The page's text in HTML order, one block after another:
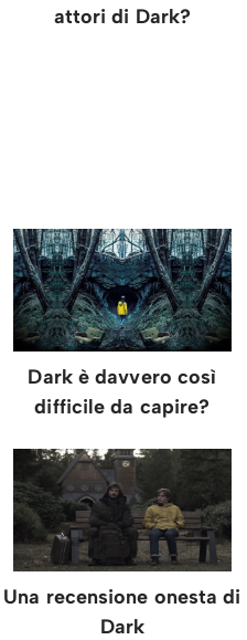
attori di Dark?
Dark è davvero così
difficile da capire?
Una recensione onesta di
Dark